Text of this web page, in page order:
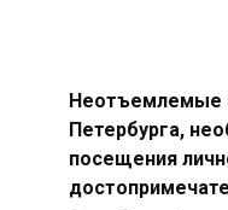
Неотъемлемые
Петербурга,
посещения